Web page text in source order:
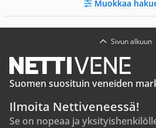
Muokkaa
Sivun alkuun
Suomen suosituin veneiden
Ilmoita Nettiveneessä!
Se on nopeaa ja